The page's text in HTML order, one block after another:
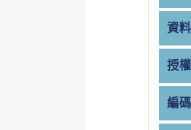
資
授
編